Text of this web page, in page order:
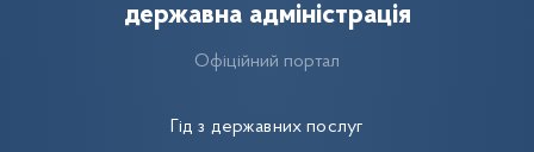
Гід з державних послуг
державна адміністрація
Офіційний портал